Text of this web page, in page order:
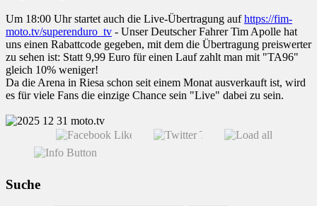
Um 18:00 Uhr startet auch die Live-Übertragung aufhttps://fim-
moto.tv/superenduro_tv - Unser Deutscher Fahrer Tim Apolle hat
uns einen Rabattcode gegeben, mit dem die Übertragung preiswerter
zu sehen ist: Statt 9,99 Euro für einen Lauf zahlt man mit "TA96"
gleich 10% weniger!
Da die Arena in Riesa schon seit einem Monat ausverkauft ist, wird
es für viele Fans die einzige Chance sein "Live" dabei zu sein.
Suche